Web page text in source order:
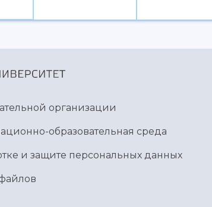
организации
образовательная среда
и защите персональных данных